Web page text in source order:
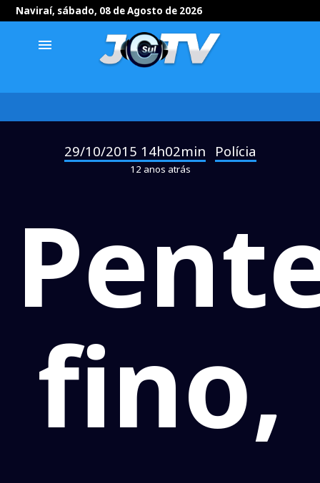
Naviraí, sábado, 08 de Agosto de 2026
menu
29/10/2015 14h02min Polícia
12 anos atrás
fino,